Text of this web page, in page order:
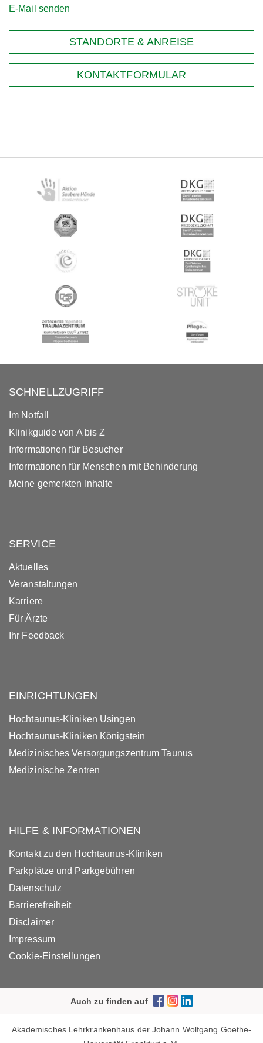
E-Mail senden
STANDORTE & ANREISE
KONTAKTFORMULAR
SCHNELLZUGRIFF
Im Notfall
Klinikguide von A bis Z
Informationen für Besucher
Informationen für Menschen mit Behinderung
Meine gemerkten Inhalte
SERVICE
Aktuelles
Veranstaltungen
Karriere
Für Ärzte
Ihr Feedback
EINRICHTUNGEN
Hochtaunus-Kliniken Usingen
Hochtaunus-Kliniken Königstein
Medizinisches Versorgungszentrum Taunus
Medizinische Zentren
HILFE & INFORMATIONEN
Kontakt zu den Hochtaunus-Kliniken
Parkplätze und Parkgebühren
Datenschutz
Barrierefreiheit
Disclaimer
Impressum
Cookie-Einstellungen
Auch zu finden auf
Akademisches Lehrkrankenhaus der Johann Wolfgang Goethe-